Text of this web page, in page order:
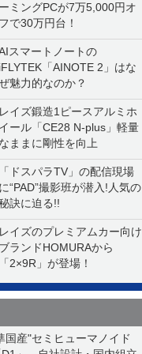
ーミングPCが7万5,000円オ
フで30万円台！
スマートノートの
iFLYTEK「AINOTE 2」はな
魅力的なのか？
レイズ鍛造1ピースアルミホ
イール「CE28 N-plus」軽量
なままに剛性を向上
「ドスパラTV」の配信現場
に“PAD”撮影班が潜入!人気の
訣に迫る!!
レイズのプレミアムカー向け
ブランドHOMURAから
「2×9R」が登場！
国産"セミヒューマノイド